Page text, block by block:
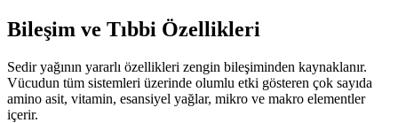
Bileşim ve Tıbbi Özellikleri
Sedir yağının yararlı özellikleri zengin bileşiminden kaynaklanır.
Vücudun tüm sistemleri üzerinde olumlu etki gösteren çok sayıda
amino asit, vitamin, esansiyel yağlar, mikro ve makro elementler
içerir.